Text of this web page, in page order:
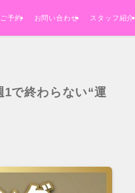
ご予約 お問い合わせ スタッフ紹介
で終わらない“運